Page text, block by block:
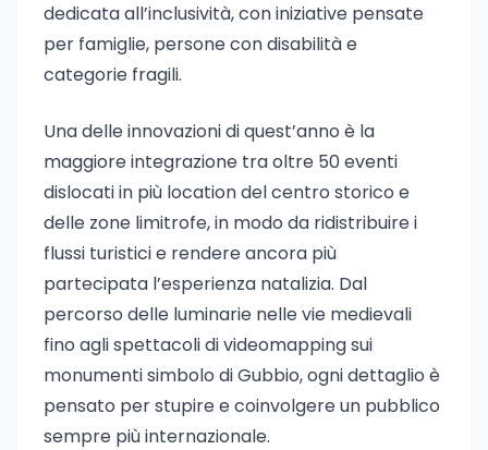
dedicata all’inclusività, con iniziative pensate
per famiglie, persone con disabilità e
categorie fragili.
Una delle innovazioni di quest’anno è la
maggiore integrazione tra oltre 50 eventi
dislocati in più location del centro storico e
delle zone limitrofe, in modo da ridistribuire i
flussi turistici e rendere ancora più
partecipata l’esperienza natalizia. Dal
percorso delle luminarie nelle vie medievali
fino agli spettacoli di videomapping sui
monumenti simbolo di Gubbio, ogni dettaglio è
pensato per stupire e coinvolgere un pubblico
sempre più internazionale.